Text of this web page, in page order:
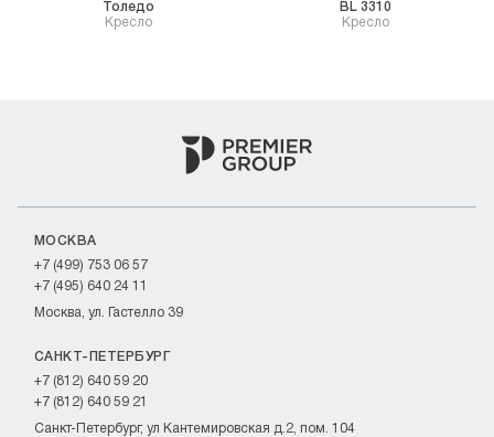
Кресло
Толедо
Кресло
BL 3310
МОСКВА
+7 (499) 753 06 57
+7 (495) 640 24 11
Москва, ул. Гастелло 39
САНКТ-ПЕТЕРБУРГ
+7 (812) 640 59 20
+7 (812) 640 59 21
Санкт-Петербург, ул Кантемировская д.2, пом. 104